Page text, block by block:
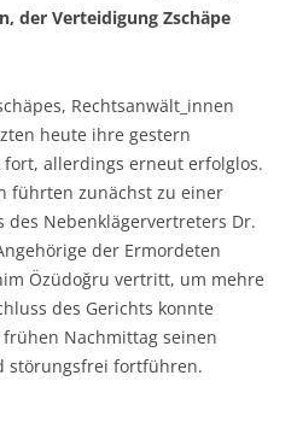
der Verteidigung Zschäpe
Rechtsanwält_innen
heute ihre gestern
fort, allerdings erneut erfolglos.
führten zunächst zu einer
des Nebenklägervertreters Dr.
der Ermordeten
Özüdoğru vertritt, um mehre
des Gerichts konnte
Nachmittag seinen
störungsfrei fortführen.